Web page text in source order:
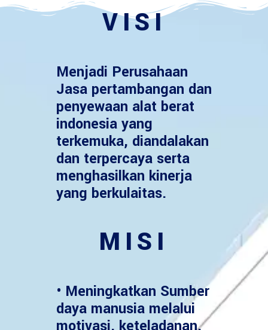
VISI
Menjadi Perusahaan
Jasa pertambangan dan
penyewaan alat berat
indonesia yang
terkemuka, diandalakan
dan terpercaya serta
menghasilkan kinerja
yang berkulaitas.
MISI
• Meningkatkan Sumber
daya manusia melalui